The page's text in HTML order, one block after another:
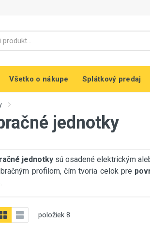
Všetko o nákupe Splátkový predaj
jednotky
jednotky sú osadené elektrickým
profilom, čím tvoria celok pre
položiek 8